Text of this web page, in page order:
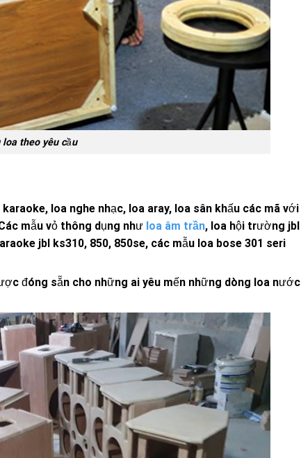
theo yêu cầu
loa nghe nhạc, loa aray, loa sân khấu các mã với
mẫu vỏ thông dụng như loa âm trần, loa hội trường jbl
jbl ks310, 850, 850se, các mẫu loa bose 301 seri
đóng sẵn cho những ai yêu mến những dòng loa nước